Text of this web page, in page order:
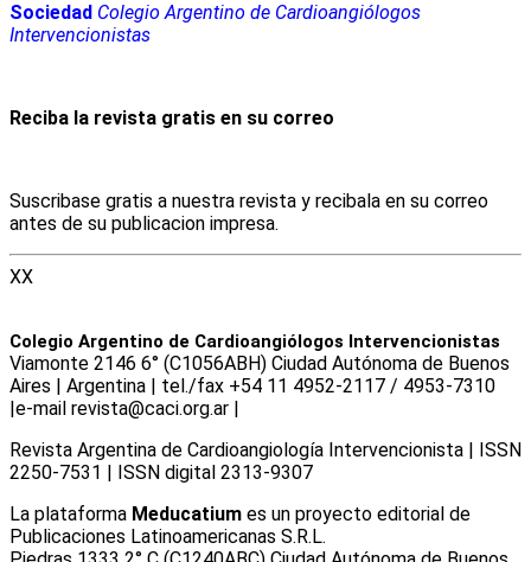
Sociedad Colegio Argentino de Cardioangiólogos
Intervencionistas
Reciba la revista gratis en su correo
Suscribase gratis a nuestra revista y recibala en su correo
antes de su publicacion impresa.
XX
Colegio Argentino de Cardioangiólogos Intervencionistas
Viamonte 2146 6° (C1056ABH) Ciudad Autónoma de Buenos
Aires | Argentina | tel./fax +54 11 4952-2117 / 4953-7310
|e-mail revista@caci.org.ar |
Revista Argentina de Cardioangiologí­a Intervencionista | ISSN
2250-7531 | ISSN digital 2313-9307
La plataforma Meducatium es un proyecto editorial de
Publicaciones Latinoamericanas S.R.L.